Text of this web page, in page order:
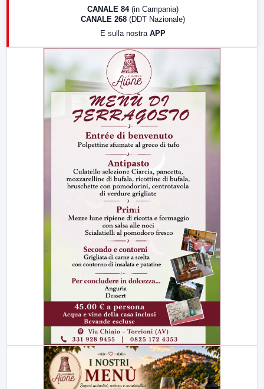
CANALE 84 (in Campania)
CANALE 268 (DDT Nazionale)
E sulla nostra APP